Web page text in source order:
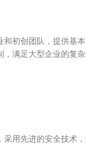
初创团队，提供基
满足大型企业的复杂
用先进的安全技术